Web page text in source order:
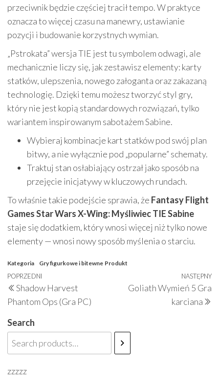
przeciwnik będzie częściej tracił tempo. W praktyce
oznacza to więcej czasu na manewry, ustawianie
pozycji i budowanie korzystnych wymian.
„Pstrokata” wersja TIE jest tu symbolem odwagi, ale
mechanicznie liczy się, jak zestawisz elementy: karty
statków, ulepszenia, nowego załoganta oraz zakazaną
technologię. Dzięki temu możesz tworzyć styl gry,
który nie jest kopią standardowych rozwiązań, tylko
wariantem inspirowanym sabotażem Sabine.
Wybieraj kombinacje kart statków pod swój plan
bitwy, a nie wyłącznie pod „popularne” schematy.
Traktuj stan osłabiający ostrzał jako sposób na
przejęcie inicjatywy w kluczowych rundach.
To właśnie takie podejście sprawia, że Fantasy Flight
Games Star Wars X-Wing: Myśliwiec TIE Sabine
staje się dodatkiem, który wnosi więcej niż tylko nowe
elementy — wnosi nowy sposób myślenia o starciu.
Kategoria Gry figurkowe i bitewne Produkt
Nawigacja
wpisu
Poprzedni
wpis
POPRZEDNI
Shadow Harvest
Phantom Ops (Gra PC)
NASTĘPNY
Goliath Wymień 5 Gra
karciana
Search
zzzzz